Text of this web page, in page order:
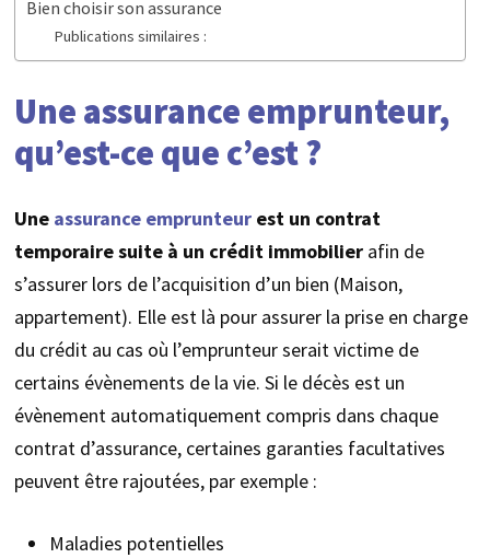
Bien choisir son assurance
Publications similaires :
Une assurance emprunteur,
qu’est-ce que c’est ?
Une assurance emprunteurest un contrat
temporaire suite à un crédit immobilierafin de
s’assurer lors de l’acquisition d’un bien (Maison,
appartement). Elle est là pour assurer la prise en charge
du crédit au cas où l’emprunteur serait victime de
certains évènements de la vie. Si le décès est un
évènement automatiquement compris dans chaque
contrat d’assurance, certaines garanties facultatives
peuvent être rajoutées, par exemple :
Maladies potentielles